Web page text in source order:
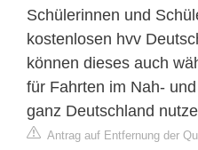
Schülerinnen und
kostenlosen hvv
können dieses auch
für Fahrten im Nah-
ganz Deutschland
Antrag auf Entfernung der